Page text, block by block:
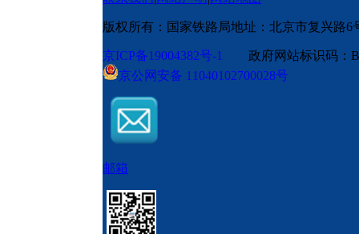
版权所有：国家铁路局地址：北京市复兴路6
京ICP备19004382号-1
政府网站标识码
京公网安备 11040102700028号
邮箱